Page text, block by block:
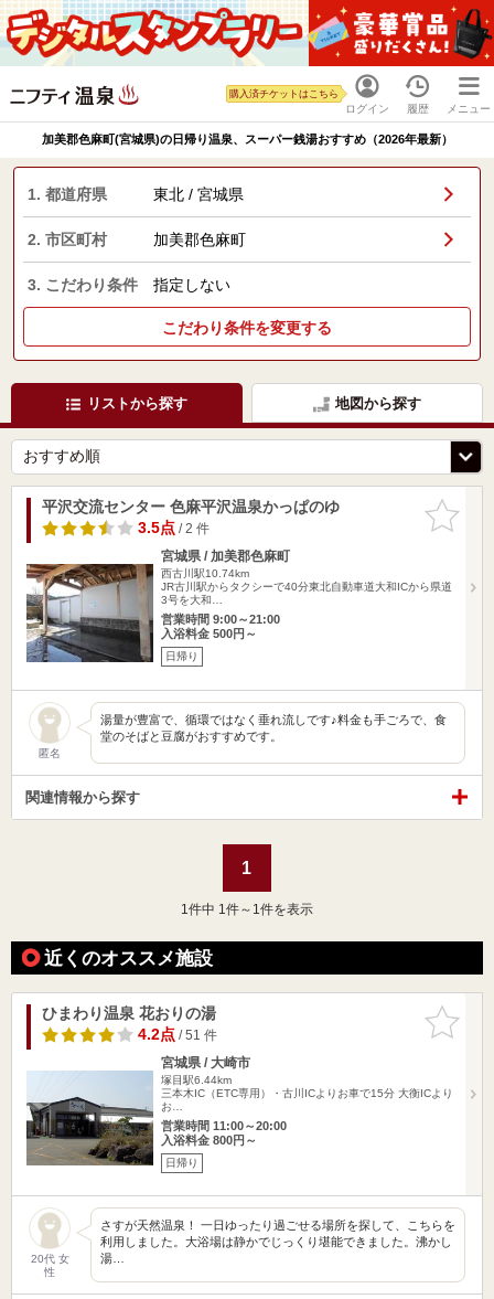
ログイン
購入済チケットはこちら
履歴 メニュー
加美郡色麻町(宮城県)の日帰り温泉、スーパー銭湯おすすめ（2026年最新）
1. 都道府県 東北 / 宮城県
2. 市区町村 加美郡色麻町
3. こだわり条件 指定しない
こだわり条件を変更する
リストから探す 地図から探す
お気に入
りに追加
平沢交流センター 色麻平沢温泉かっぱのゆ
3.5点/ 2 件
宮城県 / 加美郡色麻町
西古川駅10.74km
JR古川駅からタクシーで40分東北自動車道大和ICから県道
3号を大和…
営業時間 9:00～21:00
入浴料金 500円～
日帰り
匿名
湯量が豊富で、循環ではなく垂れ流しです♪料金も手ごろで、食
堂のそばと豆腐がおすすめです。
関連情報から探す
1
1 件中 1件～1件を表示
近くのオススメ施設
お気に入
りに追加
ひまわり温泉 花おりの湯
4.2点/ 51 件
宮城県 / 大崎市
塚目駅6.44km
三本木IC（ETC専用）・古川ICよりお車で15分 大衡ICより
お…
営業時間 11:00～20:00
入浴料金 800円～
日帰り
20代 女
性
さすが天然温泉！ 一日ゆったり過ごせる場所を探して、こちらを
利用しました。大浴場は静かでじっくり堪能できました。沸かし
湯…